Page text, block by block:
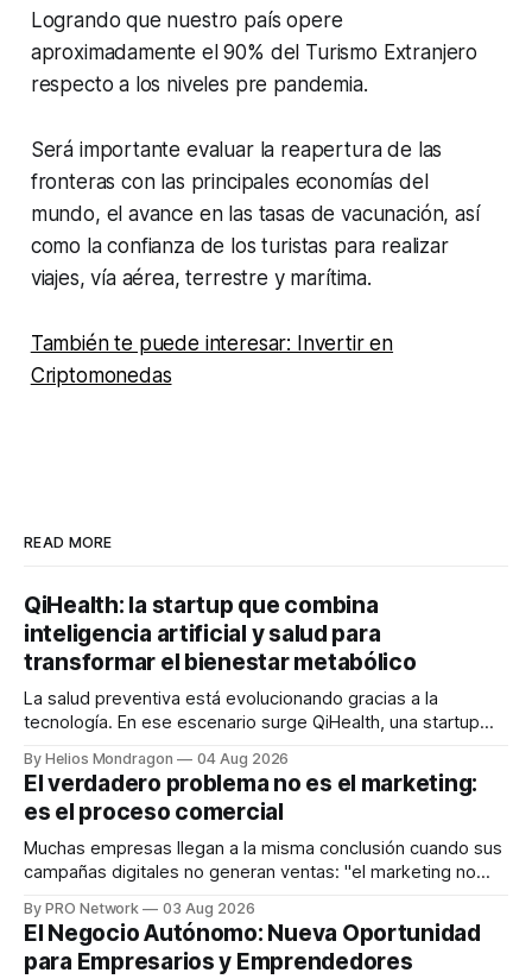
Logrando que nuestro país opere
aproximadamente el 90% del Turismo Extranjero
respecto a los niveles pre pandemia.
Será importante evaluar la reapertura de las
fronteras con las principales economías del
mundo, el avance en las tasas de vacunación, así
como la confianza de los turistas para realizar
viajes, vía aérea, terrestre y marítima.
También te puede interesar: Invertir en
Criptomonedas
READ MORE
QiHealth: la startup que combina
inteligencia artificial y salud para
transformar el bienestar metabólico
La salud preventiva está evolucionando gracias a la
tecnología. En ese escenario surge QiHealth, una startup
dispositivos inteligentes, inteligencia artificial y monitoreo
en tiempo real para ayudar a las personas a tomar mejores
decisiones sobre su salud metabólica. Su propuesta busca
responder
By Helios Mondragon 04 Aug 2026
El verdadero problema no es el marketing:
es el proceso comercial
Muchas empresas llegan a la misma conclusión cuando sus
campañas digitales no generan ventas: "el marketing no
INTERIUS, el problema suele estar en otro lugar. Durante
una entrevista para el podcast SER PRO, el especialista en
marketing digital explicó que
By PRO Network 03 Aug 2026
El Negocio Autónomo: Nueva Oportunidad
para Empresarios y Emprendedores